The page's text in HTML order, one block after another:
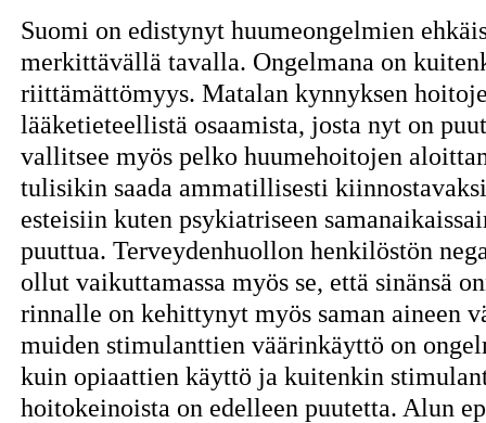
Suomi on edistynyt huumeongelmien
merkittävällä tavalla. Ongelmana on
riittämättömyys. Matalan kynnyksen
lääketieteellistä osaamista, josta nyt on
vallitsee myös pelko huumehoitojen
tulisikin saada ammatillisesti
esteisiin kuten psykiatriseen
puuttua. Terveydenhuollon henkilöstön
ollut vaikuttamassa myös se, että sinänsä
rinnalle on kehittynyt myös saman aineen
muiden stimulanttien väärinkäyttö on
kuin opiaattien käyttö ja kuitenkin
hoitokeinoista on edelleen puutetta. Alun